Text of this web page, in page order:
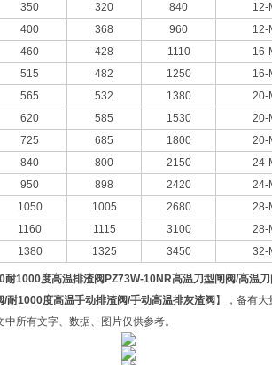
350 320 840 12-
400 368 960 12-
460 428 1110 16-
515 482 1250 16-
565 532 1380 20-
620 585 1530 20-
725 685 1800 20-
840 800 2150 24-
950 898 2420 24-
1050 1005 2680 28-
1160 1115 3100 28-
1380 1325 3450 32-
耐1000度高温排渣阀 PZ73W-10NR高温刀型闸阀/高温
1000度高温手动排渣阀/手动高温排灰渣阀 】，备有
所有文字、数据、图片仅供参考。